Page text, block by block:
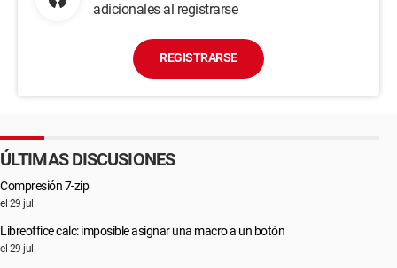
adicionales al registrarse
REGISTRARSE
ÚLTIMAS DISCUSIONES
Compresión 7-zip
el 29 jul.
Libreoffice calc: imposible asignar una macro a un botón
el 29 jul.